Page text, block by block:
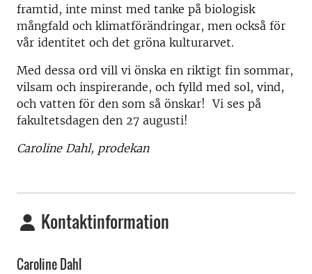
framtid, inte minst med tanke på biologisk
mångfald och klimatförändringar, men också för
vår identitet och det gröna kulturarvet.
Med dessa ord vill vi önska en riktigt fin sommar,
vilsam och inspirerande, och fylld med sol, vind,
och vatten för den som så önskar! Vi ses på
fakultetsdagen den 27 augusti!
Caroline Dahl, prodekan
Kontaktinformation
Caroline Dahl